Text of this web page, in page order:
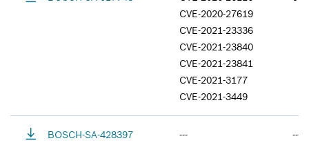
CVE-2020-27619
CVE-2021-23336
CVE-2021-23840
CVE-2021-23841
CVE-2021-3177
CVE-2021-3449
BOSCH-SA-428397 --- ---